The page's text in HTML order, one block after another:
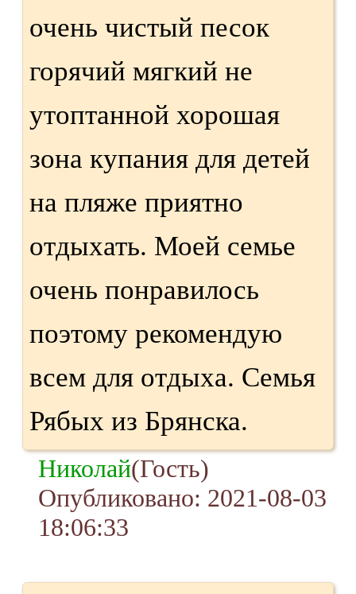
очень чистый песок
горячий мягкий не
утоптанной хорошая
зона купания для детей
на пляже приятно
отдыхать. Моей семье
очень понравилось
поэтому рекомендую
всем для отдыха. Семья
Рябых из Брянска.
Николай(Гость)
Опубликовано: 2021-08-03
18:06:33